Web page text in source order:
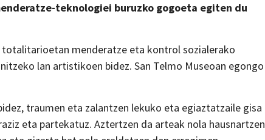
teknologiei buruzko gogoeta egiten du
menderatze eta kontrol sozialerako
lan artistikoen bidez. San Telmo Museoan egongo
traumen eta zalantzen lekuko eta egiaztatzaile gisa
eta partekatuz. Aztertzen da arteak nola hausnartzen